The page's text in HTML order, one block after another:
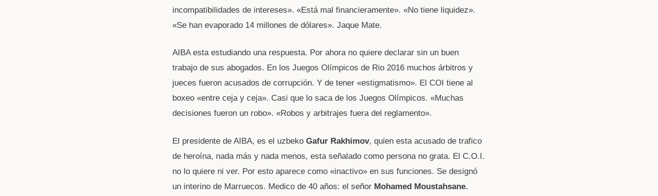
incompatibilidades de intereses». «Está mal financieramente». «No tiene liquidez».
«Se han evaporado 14 millones de dólares». Jaque Mate.
AIBA esta estudiando una respuesta. Por ahora no quiere declarar sin un buen
trabajo de sus abogados. En los Juegos Olímpicos de Rio 2016 muchos árbitros y
jueces fueron acusados de corrupción. Y de tener «estigmatismo». El COI tiene al
boxeo «entre ceja y ceja». Casi que lo saca de los Juegos Olímpicos. «Muchas
decisiones fueron un robo». «Robos y arbitrajes fuera del reglamento».
El presidente de AIBA, es el uzbeko Gafur Rakhimov, quien esta acusado de trafico
de heroína, nada más y nada menos, esta señalado como persona no grata. El C.O.I.
no lo quiere ni ver. Por esto aparece como «inactivo» en sus funciones. Se designó
un interino de Marruecos. Medico de 40 años: el señor Mohamed Moustahsane.